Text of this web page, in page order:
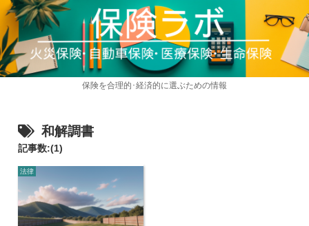
保険を合理的･経済的に選ぶための情報
和解調書
記事数:(1)
法律